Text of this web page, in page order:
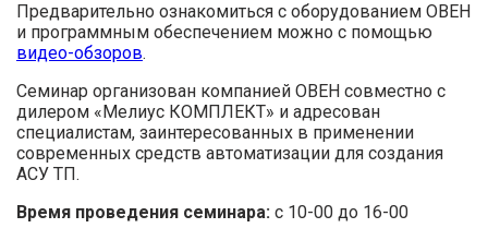
Предварительно ознакомиться с оборудованием ОВЕН
и программным обеспечением можно с помощью
видео-обзоров.
Семинар организован компанией ОВЕН совместно с
дилером «Мелиус КОМПЛЕКТ» и адресован
специалистам, заинтересованных в применении
современных средств автоматизации для создания
АСУ ТП.
Время проведения семинара: с 10-00 до 16-00